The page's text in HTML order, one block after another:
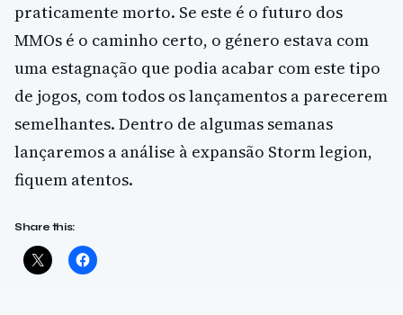
praticamente morto. Se este é o futuro dos
MMOs é o caminho certo, o género estava com
uma estagnação que podia acabar com este tipo
de jogos, com todos os lançamentos a parecerem
semelhantes. Dentro de algumas semanas
lançaremos a análise à expansão Storm legion,
fiquem atentos.
Share this: